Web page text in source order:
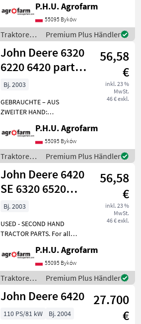
message by e-mail either
whatsapp. TRAKTOR -
SCHLEPPER ERSATZTEILE.
Bei weiteren fragen
kontaktieren
P.H.U. Agrofarm
55095 Byków
Traktoren /
John Deere
Premium Plus Händler
John Deere 6320
6220 6420 parts,
ersatzteile,
56,58
€
inkl. 23 %
MwSt.
46 € exkl.
Bj. 2003
GEBRAUCHTE – AUS
ZWEITER HAND:
Teile rufen Sie uns bitte an
oder senden Sie uns eine
Nachricht per E-Mail oder
WhatsApp. TRAKTOR –
SCHLEPPER-E
P.H.U. Agrofarm
55095 Byków
Traktoren /
John Deere
Premium Plus Händler
John Deere 6420
SE 6320 6520
parts,
pieces
56,58
€
inkl. 23 %
MwSt.
46 € exkl.
Bj. 2003
USED - SECOND HAND
TRACTOR PARTS. For all
message by e-mail either
whatsapp. TRAKTOR -
SCHLEPPER ERSATZTEILE.
Bei weiteren fragen
kontaktieren
P.H.U. Agrofarm
55095 Byków
Traktoren /
John Deere
Premium Plus Händler
John Deere 6420
27.700
€
110 PS/81 kW Bj. 2004